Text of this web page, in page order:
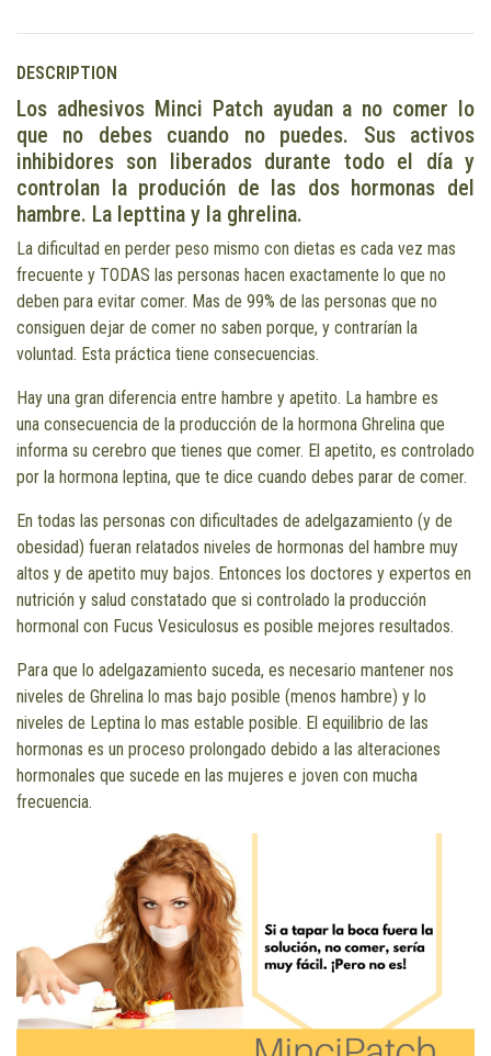
DESCRIPTION
Los adhesivos Minci Patch ayudan a no comer lo
que no debes cuando no puedes. Sus activos
inhibidores son liberados durante todo el día y
controlan la produción de las dos hormonas del
hambre. La lepttina y la ghrelina.
La dificultad en perder peso mismo con dietas es cada vez mas
frecuente y TODAS las personas hacen exactamente lo que no
deben para evitar comer. Mas de 99% de las personas que no
consiguen dejar de comer no saben porque, y contrarían la
voluntad. Esta práctica tiene consecuencias.
Hay una gran diferencia entre hambre y apetito. La hambre es
una consecuencia de la producción de la hormona Ghrelina que
informa su cerebro que tienes que comer. El apetito, es controlado
por la hormona leptina, que te dice cuando debes parar de comer.
En todas las personas con dificultades de adelgazamiento (y de
obesidad) fueran relatados niveles de hormonas del hambre muy
altos y de apetito muy bajos. Entonces los doctores y expertos en
nutrición y salud constatado que si controlado la producción
hormonal con Fucus Vesiculosus es posible mejores resultados.
Para que lo adelgazamiento suceda, es necesario mantener nos
niveles de Ghrelina lo mas bajo posible (menos hambre) y lo
niveles de Leptina lo mas estable posible. El equilibrio de las
hormonas es un proceso prolongado debido a las alteraciones
hormonales que sucede en las mujeres e joven con mucha
frecuencia.